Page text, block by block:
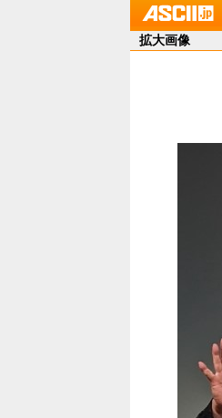
拡大画像